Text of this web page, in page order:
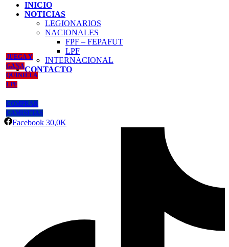
INICIO
NOTICIAS
LEGIONARIOS
NACIONALES
FPF – FEPAFUT
LPF
INTERNACIONAL
CONTACTO
JUEGA Y
GANA
QUINIELA
LPF
COMPRAR
CAMISETAS
Facebook 30,0K